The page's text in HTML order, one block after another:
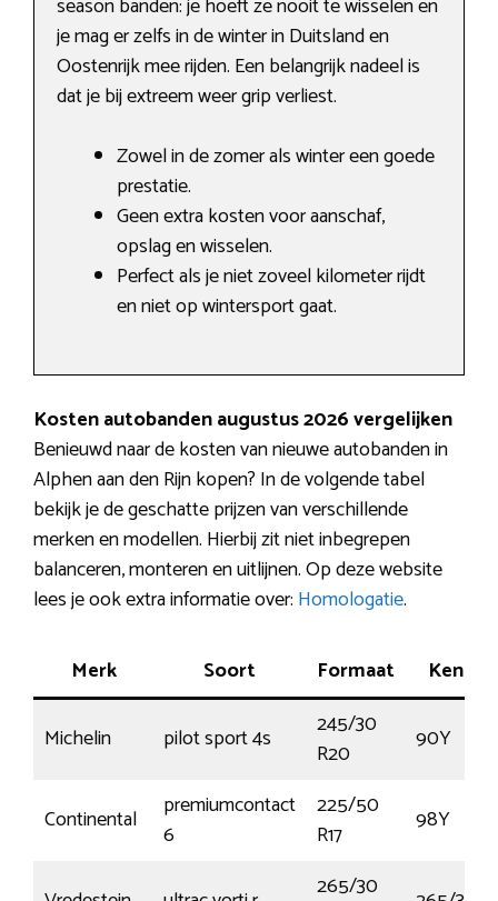
season banden: je hoeft ze nooit te wisselen en
je mag er zelfs in de winter in Duitsland en
Oostenrijk mee rijden. Een belangrijk nadeel is
dat je bij extreem weer grip verliest.
Zowel in de zomer als winter een goede
prestatie.
Geen extra kosten voor aanschaf,
opslag en wisselen.
Perfect als je niet zoveel kilometer rijdt
en niet op wintersport gaat.
Kosten autobanden augustus 2026 vergelijken
Benieuwd naar de kosten van nieuwe autobanden in
Alphen aan den Rijn kopen? In de volgende tabel
bekijk je de geschatte prijzen van verschillende
merken en modellen. Hierbij zit niet inbegrepen
balanceren, monteren en uitlijnen. Op deze website
lees je ook extra informatie over: Homologatie.
Merk Soort Formaat
Michelin pilot sport 4s
245/30
R20
90Y
Continental
premiumcontact
6
225/50
R17
98Y
265/30